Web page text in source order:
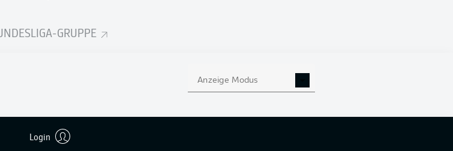
GRUPPE
Anzeige Modus
Login
Saisonhälfte zwar kein plakatives Ziel "rausknallen", die
Rückrundenauftakt der Bundesliga: "Wir wollen
dranbleiben."
Mannschaft mit einer bärenstarken ersten Saisonhälfte
beim Tabellenfünften
) reist der VfL sogar als leichter Favorit. "Es geht jetzt jedoch